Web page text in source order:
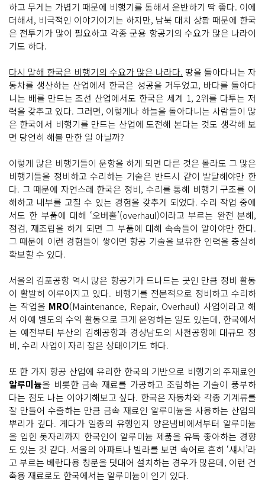
하고 무게는 가볍기 때문에 비행기를 통해서 운반하기 딱 좋다. 이에
더해서, 비극적인 이야기이기는 하지만, 남북 대치 상황 때문에 한국
은 전투기가 많이 필요하고 각종 군용 항공기의 수요가 많은 나라이
기도 하다.
다시 말해 한국은 비행기의 수요가 많은 나라다. 땅을 돌아다니는 자
동차를 생산하는 산업에서 한국은 성공을 거두었고, 바다를 돌아다
니는 배를 만드는 조선 산업에서도 한국은 세계 1, 2위를 다투는 저
력을 갖추고 있다. 그러면, 이렇게나 하늘을 돌아다니는 사람들이 많
은 한국에서 비행기를 만드는 산업에 도전해 본다는 것도 생각해 보
면 당연히 해볼 만한 일 아닐까?
이렇게 많은 비행기들이 운항을 하게 되면 다른 것은 몰라도 그 많은
비행기들을 정비하고 수리하는 기술은 반드시 같이 발달해야만 한
다. 그 때문에 자연스레 한국은 정비, 수리를 통해 비행기 구조를 이
해하고 내부를 고칠 수 있는 경험을 갖추게 되었다. 수리 작업 중에
서도 한 부품에 대해 ‘오버홀’(overhaul)이라고 부르는 완전 분해,
점검, 재조립을 하게 되면 그 부품에 대해 속속들이 알아야만 한다.
그 때문에 이런 경험들이 쌓이면 항공 기술을 보유한 인력을 충실히
확보할 수 있다.
서울의 김포공항 역시 많은 항공기가 드나드는 곳인 만큼 정비 활동
이 활발히 이루어지고 있다. 비행기를 전문적으로 정비하고 수리하
는 작업을 MRO(Maintenance, Repair, Overhaul) 사업이라고 해
서 아예 별도의 수익 활동으로 크게 운영하는 일도 있는데, 한국에서
는 예전부터 부산의 김해공항과 경상남도의 사천공항에 대규모 정
비, 수리 사업이 자리 잡은 상태이기도 하다.
또 한 가지 항공 산업에 유리한 한국의 기반으로 비행기의 주재료인
알루미늄을 비롯한 금속 재료를 가공하고 조립하는 기술이 풍부하
다는 점도 나는 이야기해보고 싶다. 한국은 자동차와 각종 기계류를
잘 만들어 수출하는 만큼 금속 재료인 알루미늄을 사용하는 산업의
뿌리가 깊다. 게다가 일종의 유행인지 양은냄비에서부터 알루미늄
을 입힌 돗자리까지 한국인이 알루미늄 제품을 유독 좋아하는 경향
도 있는 것 같다. 서울의 아파트나 빌라를 보면 속어로 흔히 ‘섀시’라
고 부르는 베란다용 창문을 덧대어 설치하는 경우가 많은데, 이런 건
축용 재료로도 한국에서는 알루미늄이 인기 있다.